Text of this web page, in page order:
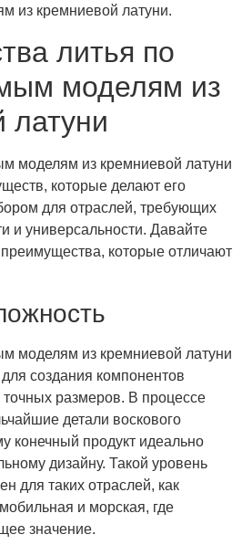
из кремниевой латуни.
литья по
моделям из
латуни
моделям из кремниевой латуни
которые делают его
для отраслей, требующих
и универсальности. Давайте
которые отличают
моделям из кремниевой латуни
создания компонентов
точных размеров. В процессе
детали воскового
конечный продукт идеально
дизайну. Такой уровень
для таких отраслей, как
и морская, где
значение.